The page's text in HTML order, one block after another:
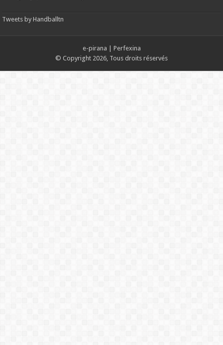
Tweets by Handballtn
e-pirana | Perfexina
© Copyright 2026, Tous droits réservés